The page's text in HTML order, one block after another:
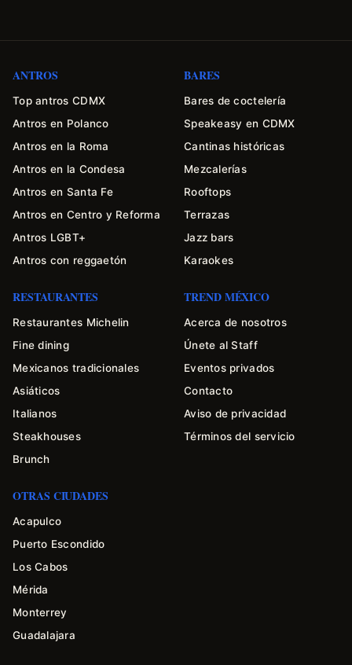
ANTROS
Top antros CDMX
Antros en Polanco
Antros en la Roma
Antros en la Condesa
Antros en Santa Fe
Antros en Centro y Reforma
Antros LGBT+
Antros con reggaetón
BARES
Bares de coctelería
Speakeasy en CDMX
Cantinas históricas
Mezcalerías
Rooftops
Terrazas
Jazz bars
Karaokes
RESTAURANTES
Restaurantes Michelin
Fine dining
Mexicanos tradicionales
Asiáticos
Italianos
Steakhouses
Brunch
TREND MÉXICO
Acerca de nosotros
Únete al Staff
Eventos privados
Contacto
Aviso de privacidad
Términos del servicio
OTRAS CIUDADES
Acapulco
Puerto Escondido
Los Cabos
Mérida
Monterrey
Guadalajara